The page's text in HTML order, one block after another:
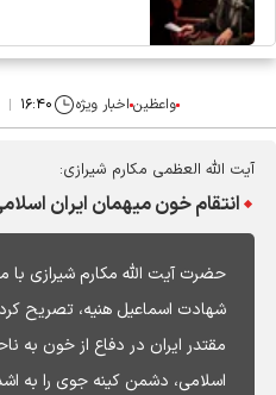
واعظیناخبار ویژه ۱۶:۴۰
آیت الله العظمی مکارم شیرازی:
انتقام خون میهمان ایران
حضرت آیت الله مکارم شیرازی با
شهادت اسماعیل هنیه، تصریح
مقتدر ایران در دفاع از خون به
اسلامی، دشمن کینه جوی را به اشد